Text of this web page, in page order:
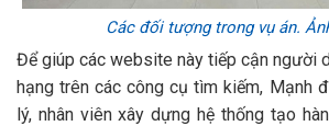
Các đối tượng trong vụ án.
Để giúp các website này tiếp cận người
hạng trên các công cụ tìm kiếm, Mạnh
lý, nhân viên xây dựng hệ thống tạo